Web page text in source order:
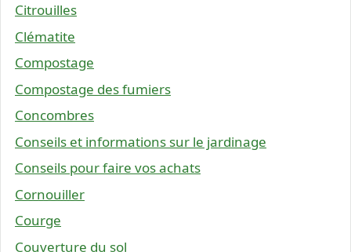
Citrouilles
Clématite
Compostage
Compostage des fumiers
Concombres
Conseils et informations sur le jardinage
Conseils pour faire vos achats
Cornouiller
Courge
Couverture du sol